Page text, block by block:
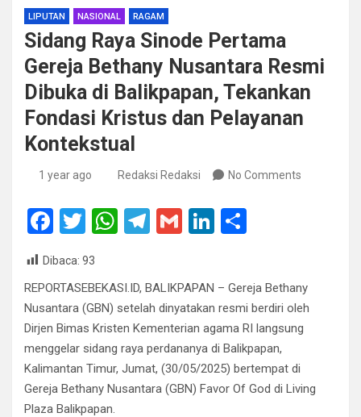
LIPUTAN NASIONAL RAGAM
Sidang Raya Sinode Pertama
Gereja Bethany Nusantara Resmi
Dibuka di Balikpapan, Tekankan
Fondasi Kristus dan Pelayanan
Kontekstual
1 year ago Redaksi Redaksi No Comments
F
ce
b
o
o
k
T
tt
er
W
s
A
p
p
T
gr
a
m
G
Li
dI
n
e
Dibaca: 93
REPORTASEBEKASI.ID, BALIKPAPAN – Gereja Bethany
Nusantara (GBN) setelah dinyatakan resmi berdiri oleh
Dirjen Bimas Kristen Kementerian agama RI langsung
menggelar sidang raya perdananya di Balikpapan,
Kalimantan Timur, Jumat, (30/05/2025) bertempat di
Gereja Bethany Nusantara (GBN) Favor Of God di Living
Plaza Balikpapan.